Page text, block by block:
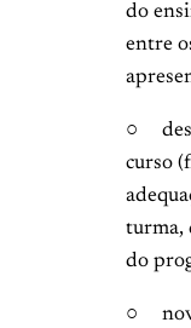
do
entre
○
curso
turma,
do
○